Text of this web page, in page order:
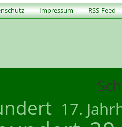
Impressum RSS-Feed
17.